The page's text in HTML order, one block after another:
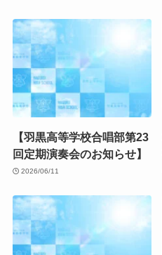
【羽黒高等学校合唱部第23
回定期演奏会のお知らせ】
2026/06/11